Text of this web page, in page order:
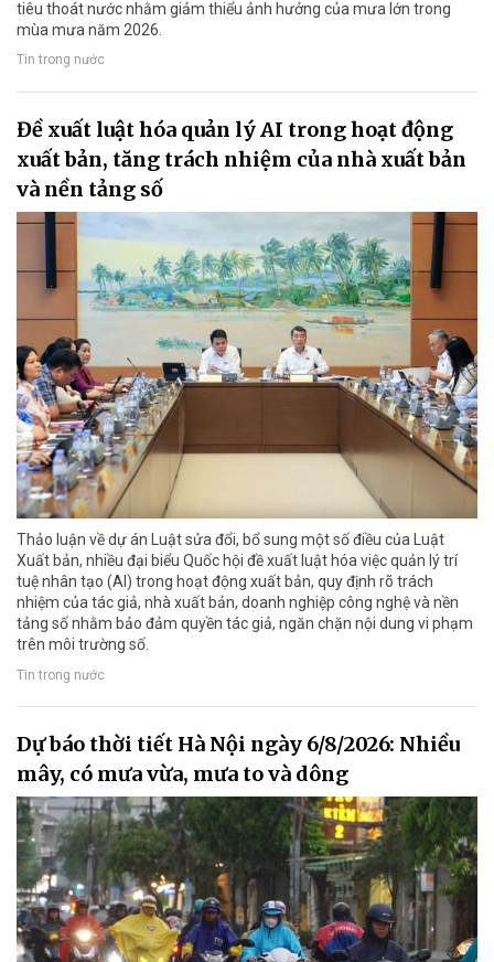
tiêu thoát nước nhằm giảm thiểu ảnh hưởng của mưa lớn trong
mùa mưa năm 2026.
Tin trong nước
Đề xuất luật hóa quản lý AI trong hoạt động
xuất bản, tăng trách nhiệm của nhà xuất bản
và nền tảng số
Thảo luận về dự án Luật sửa đổi, bổ sung một số điều của Luật
Xuất bản, nhiều đại biểu Quốc hội đề xuất luật hóa việc quản lý trí
tuệ nhân tạo (AI) trong hoạt động xuất bản, quy định rõ trách
nhiệm của tác giả, nhà xuất bản, doanh nghiệp công nghệ và nền
tảng số nhằm bảo đảm quyền tác giả, ngăn chặn nội dung vi phạm
trên môi trường số.
Tin trong nước
Dự báo thời tiết Hà Nội ngày 6/8/2026: Nhiều
mây, có mưa vừa, mưa to và dông